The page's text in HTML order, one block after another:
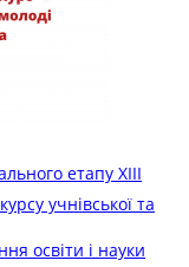
етапу XIІІ
учнівської та
освіти і науки